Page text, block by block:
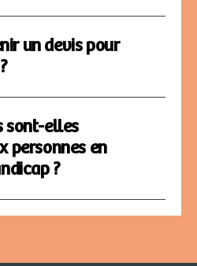
un devis pour
sont-elles
personnes en
?